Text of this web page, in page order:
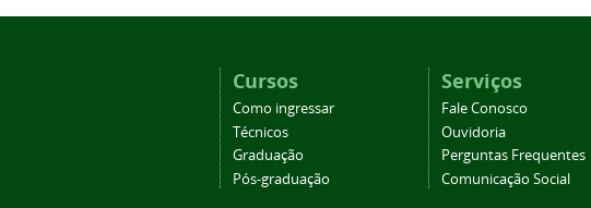
Cursos
Como ingressar
Técnicos
Graduação
Pós-graduação
Serviços
Fale Conosco
Ouvidoria
Perguntas Frequentes
Comunicação Social